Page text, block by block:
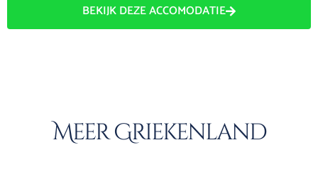
BEKIJK DEZE ACCOMODATIE
Meer Griekenland